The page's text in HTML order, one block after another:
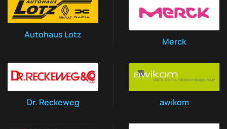
Autohaus Lotz
Merck
Dr. Reckeweg awikom